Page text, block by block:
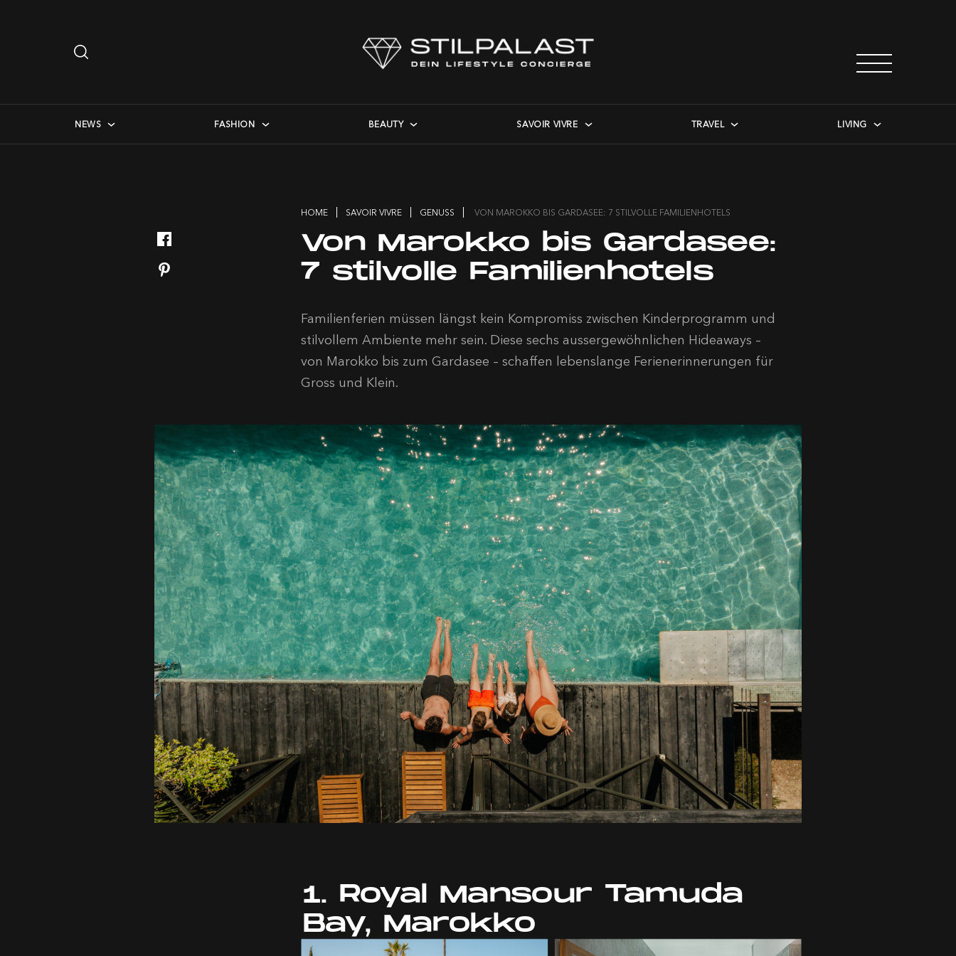
…
NEWS FASHION BEAUTY SAVOIR VIVRE TRAVEL LIVING
HOME SAVOIR VIVRE GENUSS VON MAROKKO BIS GARDASEE: 7 STILVOLLE FAMILIENHOTELS
Von Marokko bis Gardasee:
7 stilvolle Familienhotels
Familienferien müssen längst kein Kompromiss zwischen Kinderprogramm und
stilvollem Ambiente mehr sein. Diese sechs aussergewöhnlichen Hideaways –
von Marokko bis zum Gardasee – schaffen lebenslange Ferienerinnerungen für
Gross und Klein.
1. Royal Mansour Tamuda
Bay, Marokko